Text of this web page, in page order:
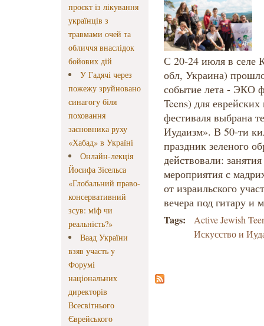
проєкт із лікування
українців з
травмами очей та
обличчя внаслідок
бойових дій
У Гадячі через
пожежу зруйновано
синагогу біля
поховання
засновника руху
«Хабад» в Україні
Онлайн-лекція
Йосифа Зісельса
«Глобальний право-
консервативний
зсув: міф чи
реальність?»
Ваад України
взяв участь у
Форумі
національних
директорів
Всесвітнього
Єврейського
С 20-24 июля в селе
обл, Украина)
событие лета - ЭКО
Teens) для
фестиваля выбрана
Иудаизм». В 50-ти
праздник зеленого
действовали:
мероприятия с
от израильского
вечера под гитару и
Tags:
Active Jewish
Искусство и